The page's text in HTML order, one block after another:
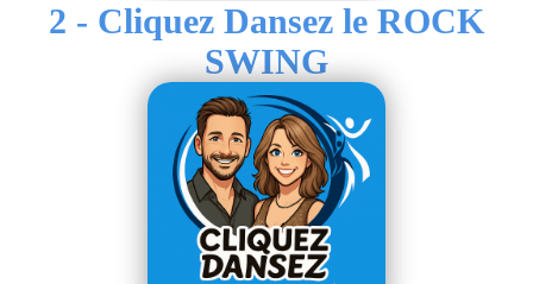
2 - Cliquez Dansez le ROCK
SWING